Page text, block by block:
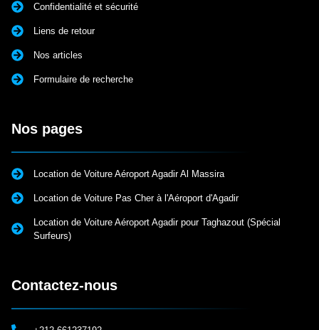
Confidentialité et sécurité
Liens de retour
Nos articles
Formulaire de recherche
Nos pages
Location de Voiture Aéroport Agadir Al Massira
Location de Voiture Pas Cher à l'Aéroport d'Agadir
Location de Voiture Aéroport Agadir pour Taghazout (Spécial
Surfeurs)
Contactez-nous